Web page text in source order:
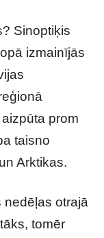
Sinoptiķis
izmainījās
prom
taisno
Arktikas.
nedēļas otrajā
tomēr